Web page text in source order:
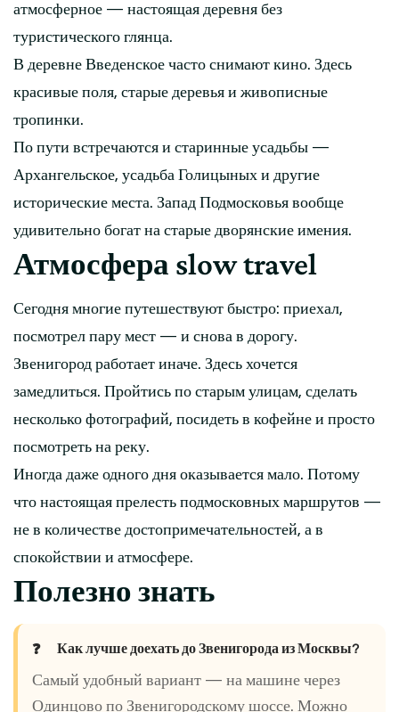
атмосферное — настоящая деревня без
туристического глянца.
В деревне Введенское часто снимают кино. Здесь
красивые поля, старые деревья и живописные
тропинки.
По пути встречаются и старинные усадьбы —
Архангельское, усадьба Голицыных и другие
исторические места. Запад Подмосковья вообще
удивительно богат на старые дворянские имения.
Атмосфера slow travel
Сегодня многие путешествуют быстро: приехал,
посмотрел пару мест — и снова в дорогу.
Звенигород работает иначе. Здесь хочется
замедлиться. Пройтись по старым улицам, сделать
несколько фотографий, посидеть в кофейне и просто
посмотреть на реку.
Иногда даже одного дня оказывается мало. Потому
что настоящая прелесть подмосковных маршрутов —
не в количестве достопримечательностей, а в
спокойствии и атмосфере.
Полезно знать
Как лучше доехать до Звенигорода из Москвы?
Самый удобный вариант — на машине через
Одинцово по Звенигородскому шоссе. Можно